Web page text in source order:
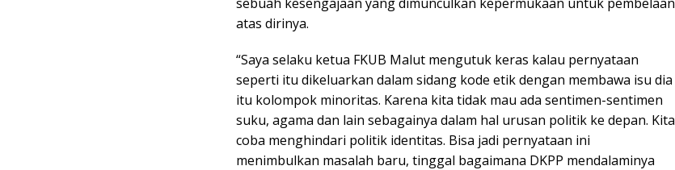
atas dirinya.
“Saya selaku ketua FKUB Malut mengutuk keras kalau pernyataan
seperti itu dikeluarkan dalam sidang kode etik dengan membawa isu dia
itu kolompok minoritas. Karena kita tidak mau ada sentimen-sentimen
suku, agama dan lain sebagainya dalam hal urusan politik ke depan. Kita
coba menghindari politik identitas. Bisa jadi pernyataan ini
menimbulkan masalah baru, tinggal bagaimana DKPP mendalaminya